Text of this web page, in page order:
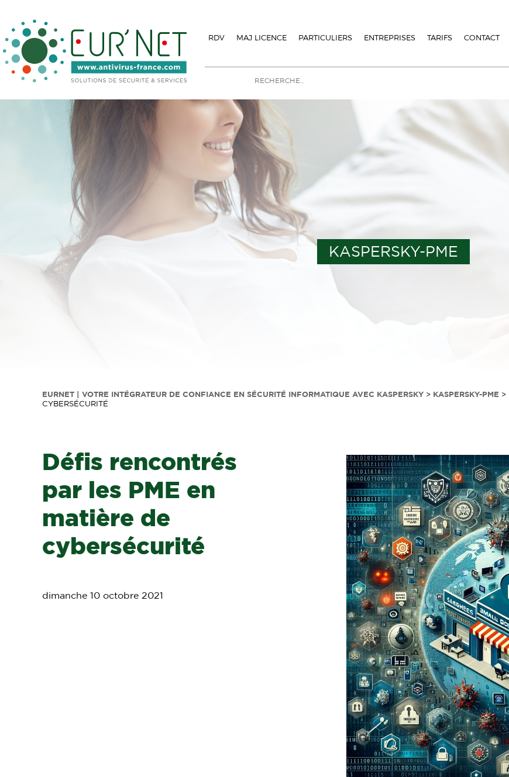
RDV MAJ LICENCE PARTICULIERS ENTREPRISES TARIFS CONTACT
KASPERSKY-PME
EURNET | VOTRE INTÉGRATEUR DE CONFIANCE EN SÉCURITÉ INFORMATIQUE AVEC KASPERSKY > KASPERSKY-PME >
CYBERSÉCURITÉ
Défis rencontrés
par les PME en
matière de
cybersécurité
dimanche 10 octobre 2021